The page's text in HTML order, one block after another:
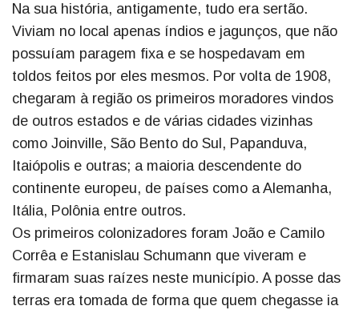
Na sua história, antigamente, tudo era sertão.
Viviam no local apenas índios e jagunços, que não
possuíam paragem fixa e se hospedavam em
toldos feitos por eles mesmos. Por volta de 1908,
chegaram à região os primeiros moradores vindos
de outros estados e de várias cidades vizinhas
como Joinville, São Bento do Sul, Papanduva,
Itaiópolis e outras; a maioria descendente do
continente europeu, de países como a Alemanha,
Itália, Polônia entre outros.
Os primeiros colonizadores foram João e Camilo
Corrêa e Estanislau Schumann que viveram e
firmaram suas raízes neste município. A posse das
terras era tomada de forma que quem chegasse ia